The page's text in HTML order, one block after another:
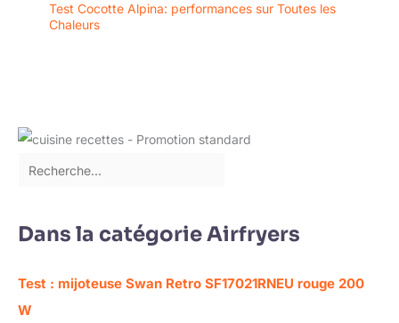
Test Cocotte Alpina: performances sur Toutes les
Chaleurs
Dans la catégorie Airfryers
Test : mijoteuse Swan Retro SF17021RNEU rouge 200
W